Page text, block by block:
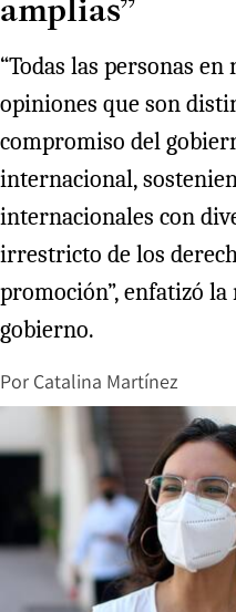
amplias”
“Todas las personas
opiniones que son
compromiso del
internacional,
internacionales con
irrestricto de los
promoción”, enfatizó
gobierno.
Por Catalina Martínez